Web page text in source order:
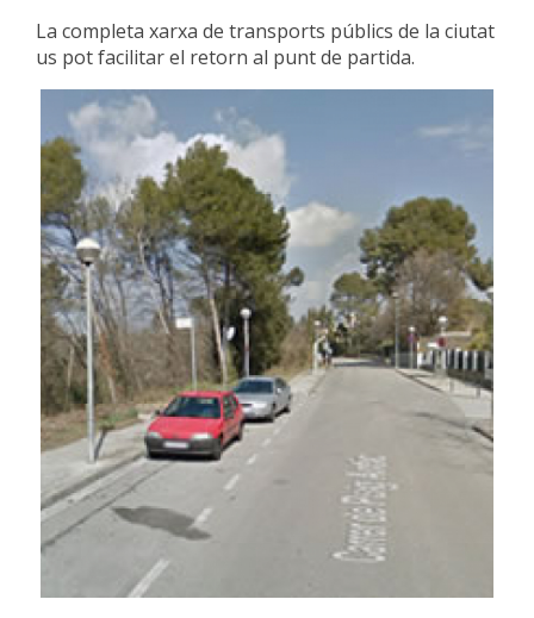
La completa xarxa de transports públics de la ciutat
us pot facilitar el retorn al punt de partida.